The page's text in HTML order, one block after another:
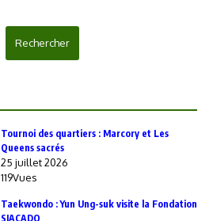
Rechercher
‎Tournoi des quartiers : Marcory et Les
Queens sacrés
25 juillet 2026
119Vues
Taekwondo : Yun Ung-suk visite la Fondation
SIACADO